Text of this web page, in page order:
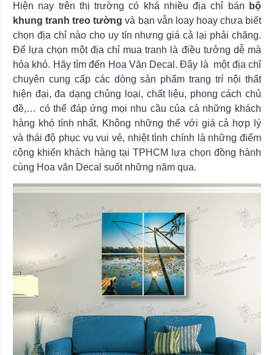
Hiện nay trên thị trường có khá nhiều địa chỉ bán
bộ
khung tranh treo tường và bạn vẫn loay hoay chưa biết
chọn địa chỉ nào cho uy tín nhưng giá cả lại phải chăng.
Để lựa chọn một địa chỉ mua tranh là điều tưởng dễ mà
hóa khó. Hãy tìm đến Hoa Văn Decal. Đây là một địa chỉ
chuyên cung cấp các dòng sản phẩm trang trí nội thất
hiện đại, đa dạng chủng loại, chất liệu, phong cách chủ
đề,… có thể đáp ứng mọi nhu cầu của cả những khách
hàng khó tính nhất. Không những thế với giá cả hợp lý
và thái độ phục vụ vui vẻ, nhiệt tình chính là những điểm
cộng khiến khách hàng tại TPHCM lựa chọn đồng hành
cùng Hoa văn Decal suốt những năm qua.